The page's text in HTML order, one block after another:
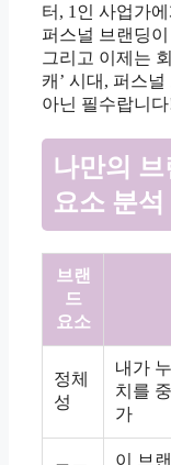
터, 1인 사업가
퍼스널 브랜딩
그리고 이제는
캐’ 시대, 퍼스널
아닌 필수랍니
나만의
요소 분석
브랜
드
요소
정체
성
내가
치를
가
이 브